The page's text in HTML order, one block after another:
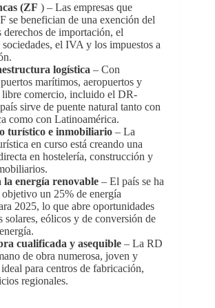
(ZF ) – Las empresas que
se benefician de una exención del
derechos de importación, el
el IVA y los impuestos a
logística – Con
marítimos, aeropuertos y
libre comercio, incluido el DR-
sirve de puente natural tanto con
como con Latinoamérica.
turístico e inmobiliario – La
en curso está creando una
en hostelería, construcción y
la energía renovable – El país se ha
un 25% de energía
2025, lo que abre oportunidades
solares, eólicos y de conversión de
cualificada y asequible – La RD
de obra numerosa, joven y
para centros de fabricación,
regionales.